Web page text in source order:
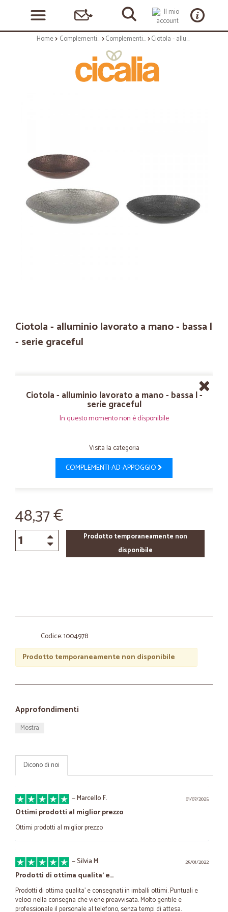
Home Complementi arredo Complementi ad appoggio Ciotola - alluminio lavorato a mano - bassa l - serie graceful
Ciotola - alluminio lavorato a mano - bassa l
- serie graceful
Ciotola - alluminio lavorato a mano - bassa l -
serie graceful
In questo momento non è disponibile
Visita la categoria
COMPLEMENTI-AD-APPOGGIO
48,37 €
Prodotto temporaneamente non
disponibile
Codice: 1004978
Prodotto temporaneamente non disponibile
Approfondimenti
Mostra
Dicono di noi
01/07/2025
—Marcello F.
Ottimi prodotti al miglior prezzo
Ottimi prodotti al miglior prezzo
25/01/2022
—Silvia M.
Prodotti di ottima qualita' e…
Prodotti di ottima qualita' e consegnati in imballi ottimi. Puntuali e
veloci nella consegna che viene preavvisata. Molto gentile e
professionale il personale al telefono, senza tempi di attesa.